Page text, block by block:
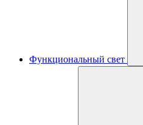
Функциональный свет